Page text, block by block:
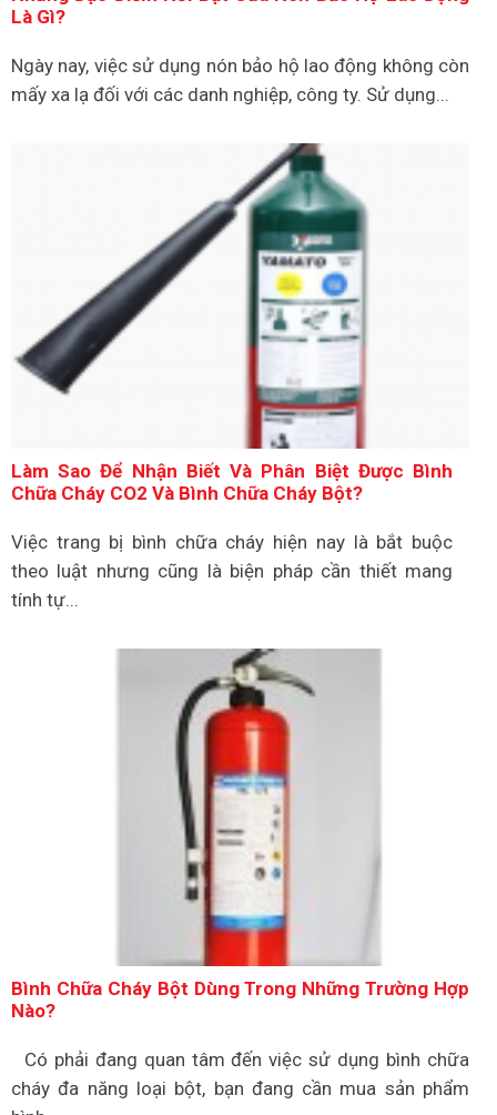
Là Gì?
Ngày nay, việc sử dụng nón bảo hộ lao động không còn
mấy xa lạ đối với các danh nghiệp, công ty. Sử dụng...
Làm Sao Để Nhận Biết Và Phân Biệt Được Bình
Chữa Cháy CO2 Và Bình Chữa Cháy Bột?
Việc trang bị bình chữa cháy hiện nay là bắt buộc
theo luật nhưng cũng là biện pháp cần thiết mang
tính tự...
Bình Chữa Cháy Bột Dùng Trong Những Trường Hợp
Nào?
Có phải đang quan tâm đến việc sử dụng bình chữa
cháy đa năng loại bột, bạn đang cần mua sản phẩm